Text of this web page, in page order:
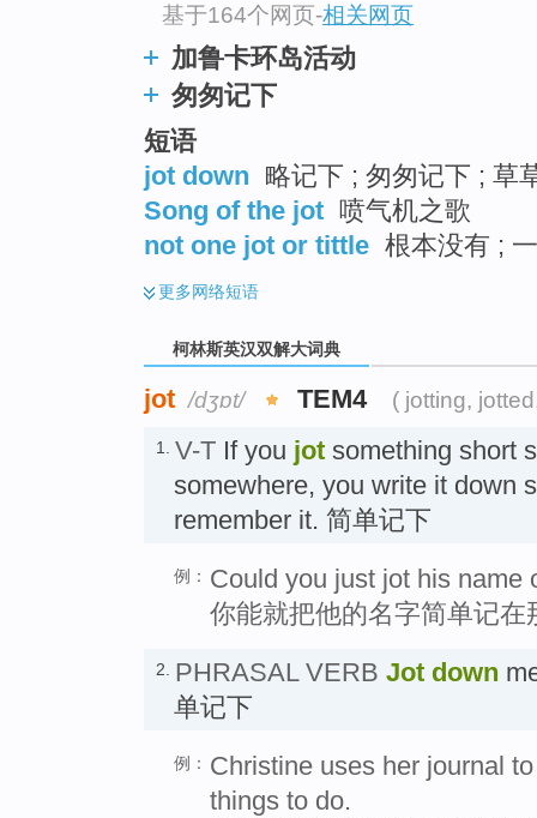
基于164个网页-相关网页
加鲁卡环岛活动
匆匆记下
短语
jot down 略记下 ; 匆匆记下 ; 草
Song of the jot 喷气机之歌
not one jot or tittle 根本没有 ;
更多网络短语
柯林斯英汉双解大词典
jot /dʒɒt/ TEM4 ( jotting,
1. V-T If you jot something short
somewhere, you write it down
remember it. 简单记下
例： Could you just jot his name
你能就把他的名字简单记在
2. PHRASAL VERB Jot down
单记下
例： Christine uses her journal
things to do.